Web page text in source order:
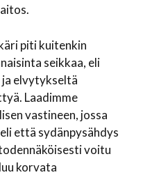
piti kuitenkin
seikkaa, eli
elvytykseltä
Laadimme
vastineen, jossa
että sydänpysähdys
voitu
korvata